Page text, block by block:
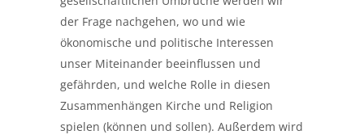
der Frage nachgehen, wo und wie
ökonomische und politische Interessen
unser Miteinander beeinflussen und
gefährden, und welche Rolle in diesen
Zusammenhängen Kirche und Religion
spielen (können und sollen). Außerdem wird